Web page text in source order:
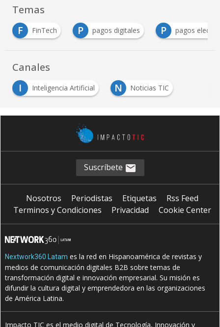
Temas
P pagos digitales P pagos electrónicos
Canales
I
Inteligencia Artificial N Noticias TIC
Suscríbete
Nosotros Periodistas Etiquetas
Rss Feed
Terminos y Condiciones
Privacidad Cookie Center
Nextwork360 Latam es la red en Hispanoamérica de revistas y
medios de comunicación digitales B2B sobre temas de
transformación digital e innovación empresarial. Su misión es
difundir la cultura digital y emprendedora en las organizaciones
de América Latina.
Impacto TIC es el medio digital de Tecnología, Innovación y